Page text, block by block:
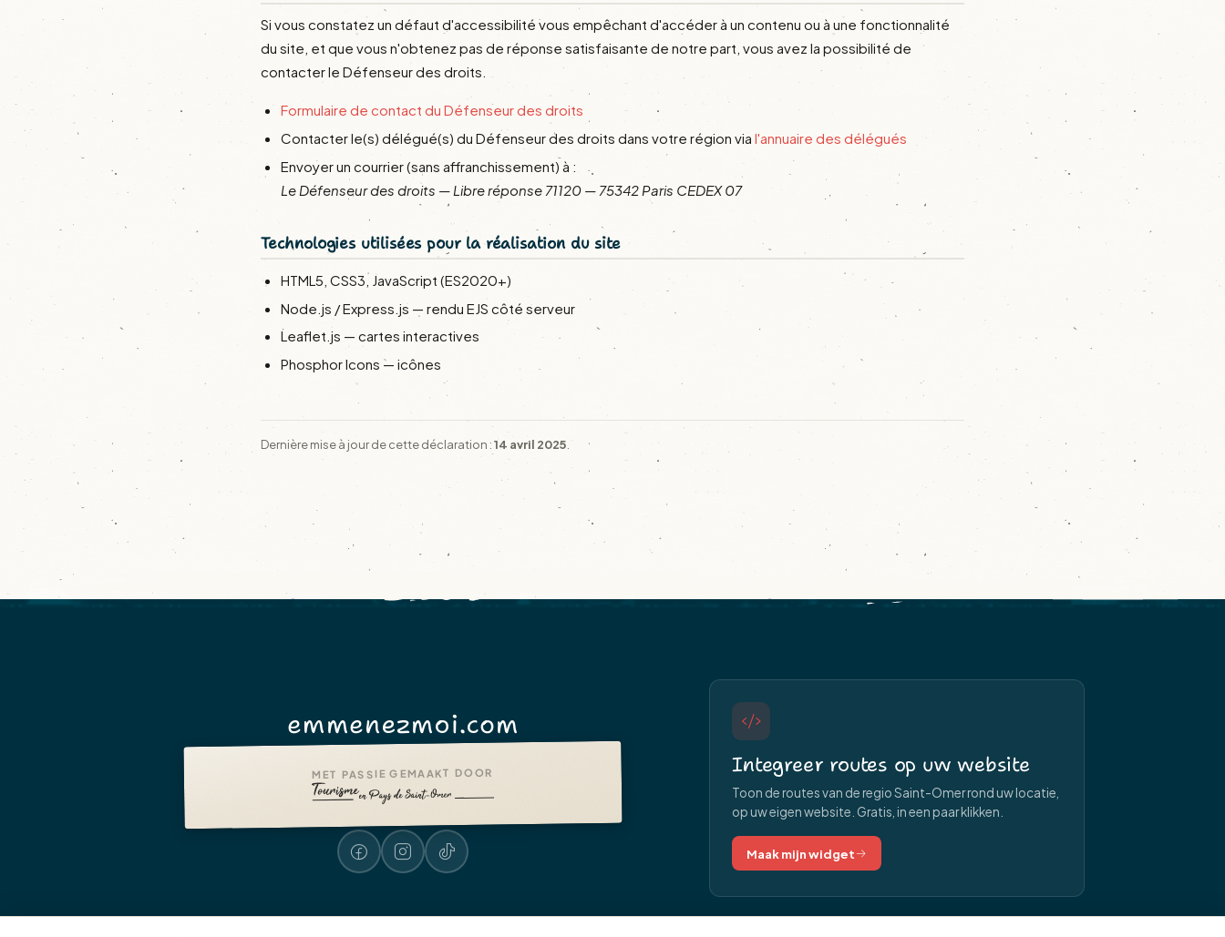
Si vous constatez un défaut d'accessibilité vous empêchant d'accéder à un contenu ou à une fonctionnalité
du site, et que vous n'obtenez pas de réponse satisfaisante de notre part, vous avez la possibilité de
contacter le Défenseur des droits.
Formulaire de contact du Défenseur des droits
Contacter le(s) délégué(s) du Défenseur des droits dans votre région vial'annuaire des délégués
Envoyer un courrier (sans affranchissement) à :
Le Défenseur des droits — Libre réponse 71120 — 75342 Paris CEDEX 07
Technologies utilisées pour la réalisation du site
HTML5, CSS3, JavaScript (ES2020+)
Node.js / Express.js — rendu EJS côté serveur
Leaflet.js — cartes interactives
Phosphor Icons — icônes
Dernière mise à jour de cette déclaration :14 avril 2025.
emmenezmoi.com
MET PASSIE GEMAAKT DOOR Integreer routes op uw website
Toon de routes van de regio Saint-Omer rond uw locatie,
op uw eigen website. Gratis, in een paar klikken.
Maak mijn widget